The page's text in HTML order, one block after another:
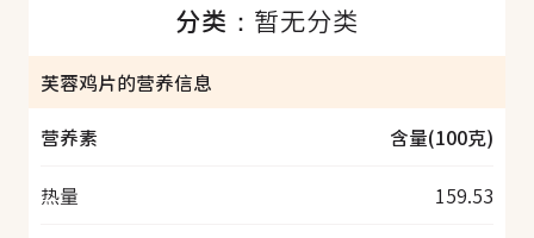
分类： 暂无分类
芙蓉鸡片的营养信息
营养素
含量(100克)
热量 159.53